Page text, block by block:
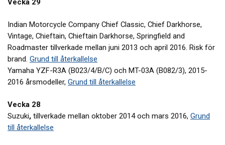
Vecka 29
Indian Motorcycle Company Chief Classic, Chief Darkhorse,
Vintage, Chieftain, Chieftain Darkhorse, Springfield and
Roadmaster tillverkade mellan juni 2013 och april 2016. Risk för
brand. Grund till återkallelse
Yamaha YZF-R3A (B023/4/B/C) och MT-03A (B082/3), 2015-
2016 årsmodeller, Grund till återkallelse
Vecka 28
Suzuki, tillverkade mellan oktober 2014 och mars 2016, Grund
till återkallelse